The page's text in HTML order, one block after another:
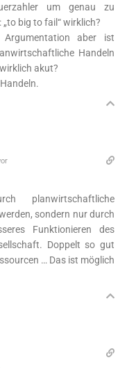
um genau zu
big to fail“ wirklich?
aber ist
Handeln
akut?
planwirtschaftliche
sondern nur durch
Funktionieren des
Doppelt so gut
… Das ist möglich